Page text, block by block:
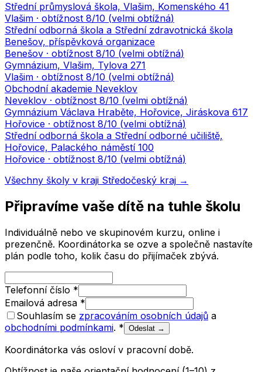
Střední průmyslová škola, Vlašim, Komenského 41
Vlašim · obtížnost 8/10 (velmi obtížná)
Střední odborná škola a Střední zdravotnická škola
Benešov, příspěvková organizace
Benešov · obtížnost 8/10 (velmi obtížná)
Gymnázium, Vlašim, Tylova 271
Vlašim · obtížnost 8/10 (velmi obtížná)
Obchodní akademie Neveklov
Neveklov · obtížnost 8/10 (velmi obtížná)
Gymnázium Václava Hraběte, Hořovice, Jiráskova 617
Hořovice · obtížnost 8/10 (velmi obtížná)
Střední odborná škola a Střední odborné učiliště,
Hořovice, Palackého náměstí 100
Hořovice · obtížnost 8/10 (velmi obtížná)
Všechny školy v kraji Středočeský kraj →
Připravíme vaše dítě na tuhle školu
Individuálně nebo ve skupinovém kurzu, online i
prezenčně. Koordinátorka se ozve a společně nastavíte
plán podle toho, kolik času do přijímaček zbývá.
Telefonní číslo *
Emailová adresa *
Souhlasím se zpracováním osobních údajů a
obchodními podmínkami. * Odeslat →
Koordinátorka vás osloví v pracovní době.